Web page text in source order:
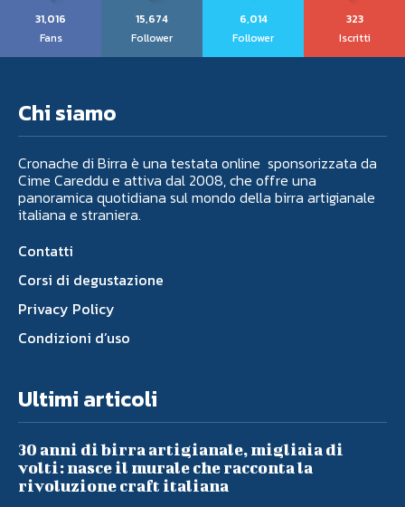
31,016
Fans
15,674
Follower
6,014
Follower
323
Iscritti
Chi siamo
Cronache di Birra è una testata online sponsorizzata da
Cime Careddu e attiva dal 2008, che offre una
panoramica quotidiana sul mondo della birra artigianale
italiana e straniera.
Contatti
Corsi di degustazione
Privacy Policy
Condizioni d’uso
Ultimi articoli
30 anni di birra artigianale, migliaia di
volti: nasce il murale che racconta la
rivoluzione craft italiana